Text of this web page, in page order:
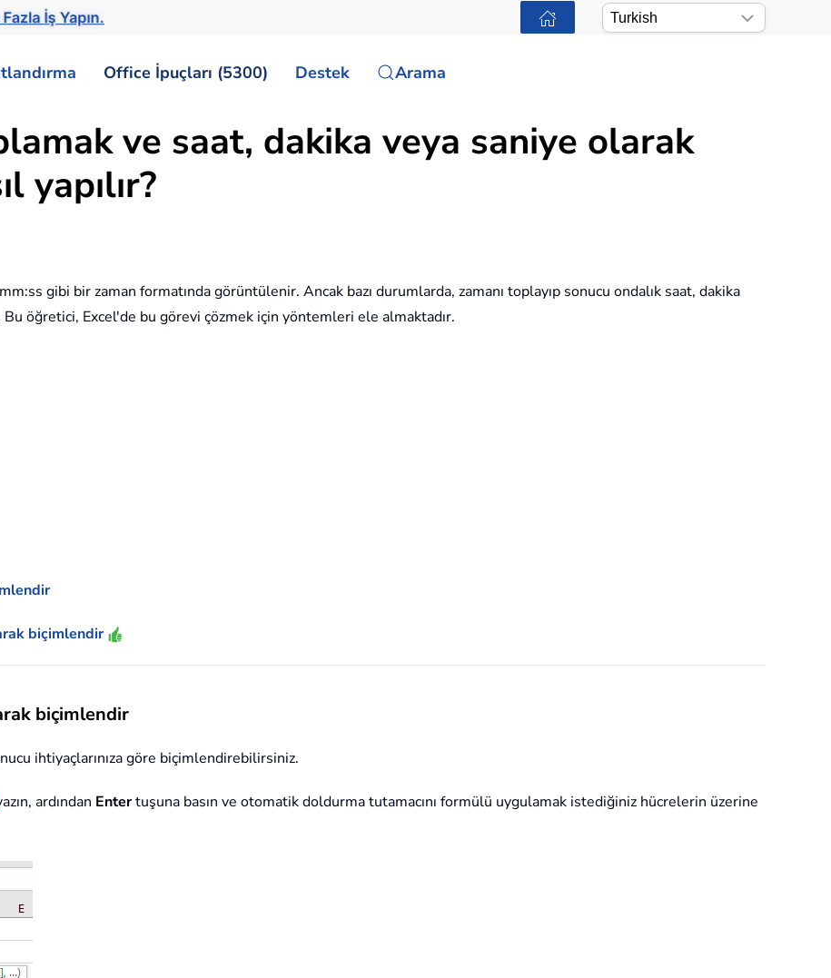
İş Yapın.
Office İpuçları (5300) Destek Arama
ve saat, dakika veya saniye olarak
yapılır?
gibi bir zaman formatında görüntülenir. Ancak bazı durumlarda, zamanı toplayıp sonucu ondalık saat, dakika
öğretici, Excel'de bu görevi çözmek için yöntemleri ele almaktadır.
biçimlendir
biçimlendir
ihtiyaçlarınıza göre biçimlendirebilirsiniz.
ardından Entertuşuna basın ve otomatik doldurma tutamacını formülü uygulamak istediğiniz hücrelerin üzerine